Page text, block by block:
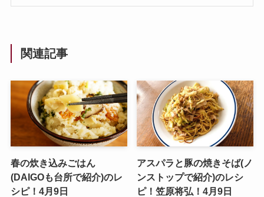
関連記事
春の炊き込みごはん
(DAIGOも台所で紹介)のレ
シピ！4月9日
アスパラと豚の焼きそば(ノ
ンストップで紹介)のレシ
ピ！笠原将弘！4月9日